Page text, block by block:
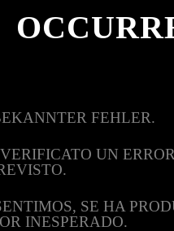
FEHLER.
UN
SE HA
INESPERADO.